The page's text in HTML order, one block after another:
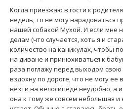
Когда приезжаю в гости к
недель, то не могу нарадоваться
нашей собакой Мухой. И если мне
делам (что случается, хоть я и
количество на каникулах, чтобы
на диване и принюхиваться к
раза поглажу перед выходом
вздохну по дороге, что не могу ее
везти на велосипеде неудобно, а
она к тому же совсем небольшая